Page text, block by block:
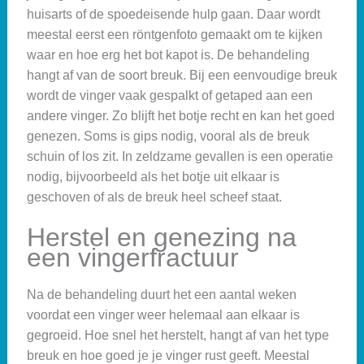
huisarts of de spoedeisende hulp gaan. Daar wordt
meestal eerst een röntgenfoto gemaakt om te kijken
waar en hoe erg het bot kapot is. De behandeling
hangt af van de soort breuk. Bij een eenvoudige breuk
wordt de vinger vaak gespalkt of getaped aan een
andere vinger. Zo blijft het botje recht en kan het goed
genezen. Soms is gips nodig, vooral als de breuk
schuin of los zit. In zeldzame gevallen is een operatie
nodig, bijvoorbeeld als het botje uit elkaar is
geschoven of als de breuk heel scheef staat.
Herstel en genezing na
een vingerfractuur
Na de behandeling duurt het een aantal weken
voordat een vinger weer helemaal aan elkaar is
gegroeid. Hoe snel het herstelt, hangt af van het type
breuk en hoe goed je je vinger rust geeft. Meestal